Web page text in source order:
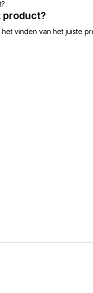
product?
vinden van het juiste